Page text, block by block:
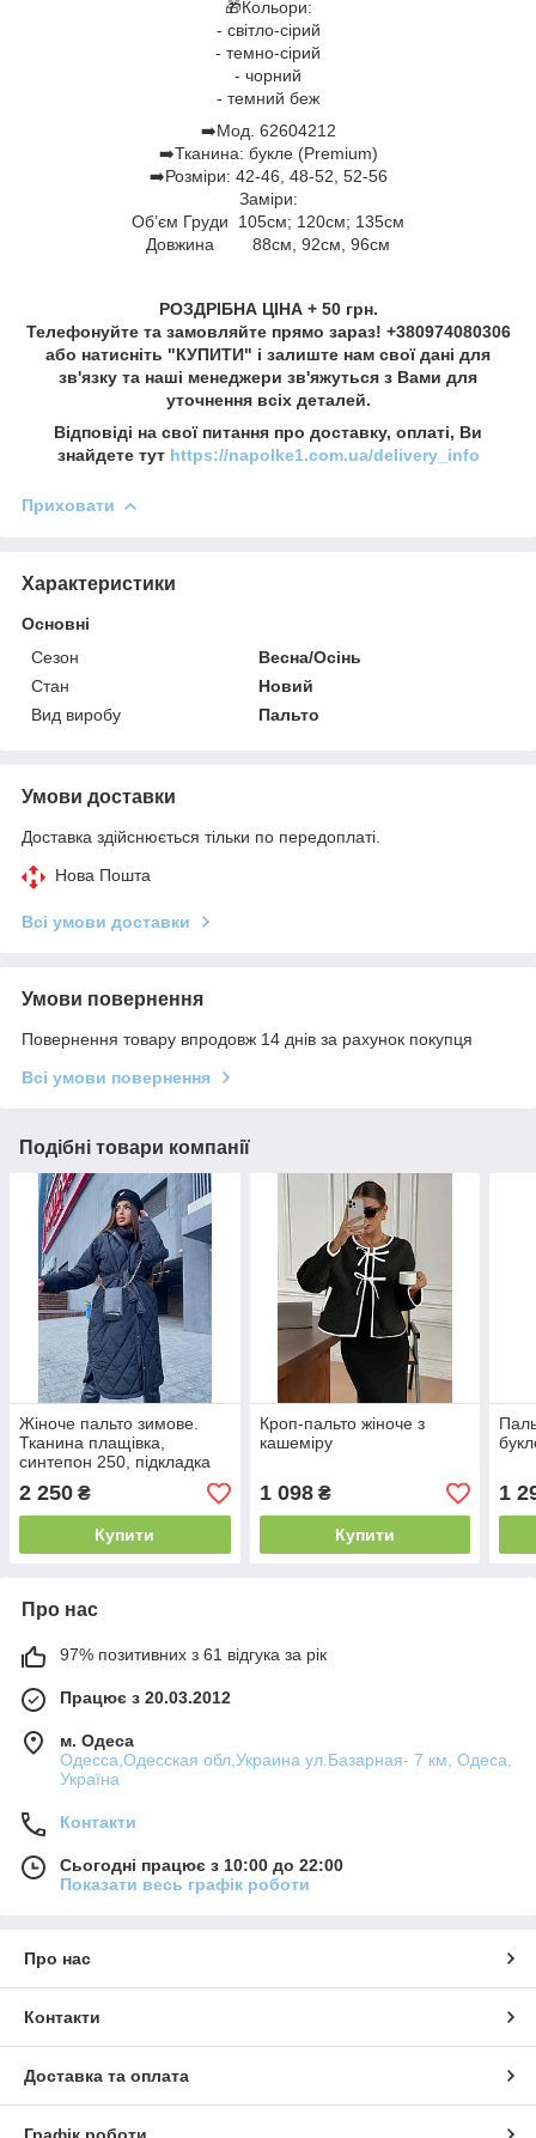
🎁Кольори:
- світло-сірий
- темно-сірий
- чорний
- темний беж
➡️Мод. 62604212
➡️Тканина: букле (Premium)
➡️Розміри: 42-46, 48-52, 52-56
Заміри:
Об’єм Груди 105см; 120см; 135см
Довжина 88см, 92см, 96см
РОЗДРІБНА ЦІНА + 50 грн.
Телефонуйте та замовляйте прямо зараз! +380974080306
або натисніть "КУПИТИ" і залиште нам свої дані для
зв'язку та наші менеджери зв'яжуться з Вами для
уточнення всіх деталей.
Відповіді на свої питання про доставку, оплаті, Ви
знайдете тут https://napolke1.com.ua/delivery_info
Приховати
Характеристики
Основні
Сезон
Весна/Осінь
Стан
Новий
Вид виробу
Пальто
Умови доставки
Доставка здійснюється тільки по передоплаті.
Нова Пошта
Всі умови доставки
Умови повернення
Повернення товару впродовж 14 днів за рахунок покупця
Всі умови повернення
Подібні товари компанії
Жіноче пальто зимове.
Тканина плащівка,
синтепон 250, підкладка
Розмір 42-44, 46-48 Колір
беж, чорний, хакі.
2 250 ₴
Купити
Кроп-пальто жіноче з
кашеміру
1 098₴
Купити
1
Про нас
97% позитивних з 61 відгука за рік
Працює з 20.03.2012
м. Одеса
Одесса,Одесская обл,Украина ул.Базарная- 7 км, Одеса,
Україна
Контакти
Сьогодні працює з 10:00 до 22:00
Показати весь графік роботи
Про нас
Контакти
Доставка та оплата